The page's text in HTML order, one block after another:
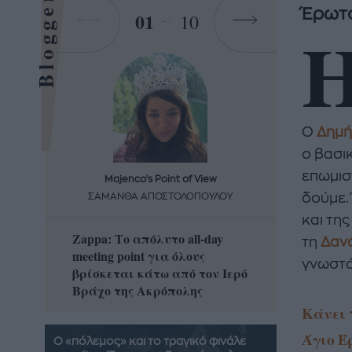
Ο
ο
δούμε.
και
τη
Κάνει
Άγιο
Bloggers 01 10
Majenco's Point of View
ΣΑΜΑΝΘΑ ΑΠΟΣΤΟΛΟΠΟΥΛΟΥ
Zappa: Το απόλυτο all-day
meeting point για όλους
βρίσκεται κάτω από τον Ιερό
Βράχο της Ακρόπολης
Η
Ο «πόλεμος» και το τραγικό φινάλε